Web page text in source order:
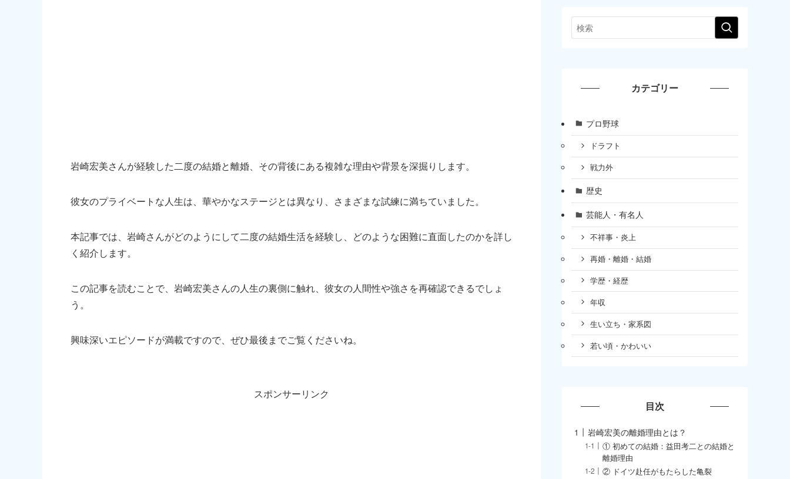
岩崎宏美さんが経験した二度の結婚と離婚、その背後にある複雑な理由や背景を深掘りします。
彼女のプライベートな人生は、華やかなステージとは異なり、さまざまな試練に満ちていました。
本記事では、岩崎さんがどのようにして二度の結婚生活を経験し、どのような困難に直面したのかを詳し
く紹介します。
この記事を読むことで、岩崎宏美さんの人生の裏側に触れ、彼女の人間性や強さを再確認できるでしょ
う。
興味深いエピソードが満載ですので、ぜひ最後までご覧くださいね。
スポンサーリンク
カテゴリー
プロ野球
ドラフト
戦力外
歴史
芸能人・有名人
不祥事・炎上
再婚・離婚・結婚
学歴・経歴
年収
生い立ち・家系図
若い頃・かわいい
目次
岩崎宏美の離婚理由とは？
① 初めての結婚：益田考二との結婚と
離婚理由
② ドイツ赴任がもたらした亀裂